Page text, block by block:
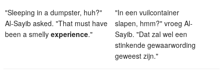
"Sleeping in a dumpster, huh?"
Al-Sayib asked. "That must have
been a smelly experience."
"In een vuilcontainer
slapen, hmm?" vroeg Al-
Sayib. "Dat zal wel een
stinkende gewaarwording
geweest zijn."